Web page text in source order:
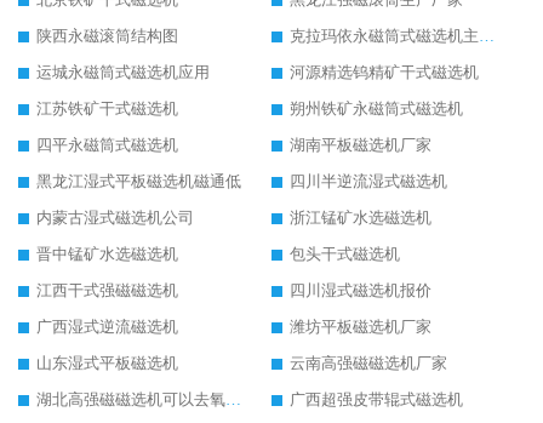
陕西永磁滚筒结构图
克拉玛依永磁筒式磁选机主要技术参数
运城永磁筒式磁选机应用
河源精选钨精矿干式磁选机
江苏铁矿干式磁选机
朔州铁矿永磁筒式磁选机
四平永磁筒式磁选机
湖南平板磁选机厂家
黑龙江湿式平板磁选机磁通低
四川半逆流湿式磁选机
内蒙古湿式磁选机公司
浙江锰矿水选磁选机
晋中锰矿水选磁选机
包头干式磁选机
江西干式强磁磁选机
四川湿式磁选机报价
广西湿式逆流磁选机
潍坊平板磁选机厂家
山东湿式平板磁选机
云南高强磁磁选机厂家
湖北高强磁磁选机可以去氧化铝
广西超强皮带辊式磁选机